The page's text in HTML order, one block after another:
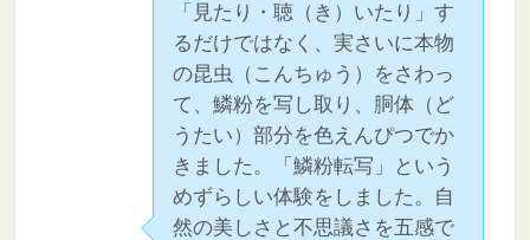
「見たり・聴（き）いたり」す
るだけではなく、実さいに本物
の昆虫（こんちゅう）をさわっ
て、鱗粉を写し取り、胴体（ど
うたい）部分を色えんぴつでか
きました。「鱗粉転写」という
めずらしい体験をしました。自
然の美しさと不思議さを五感で